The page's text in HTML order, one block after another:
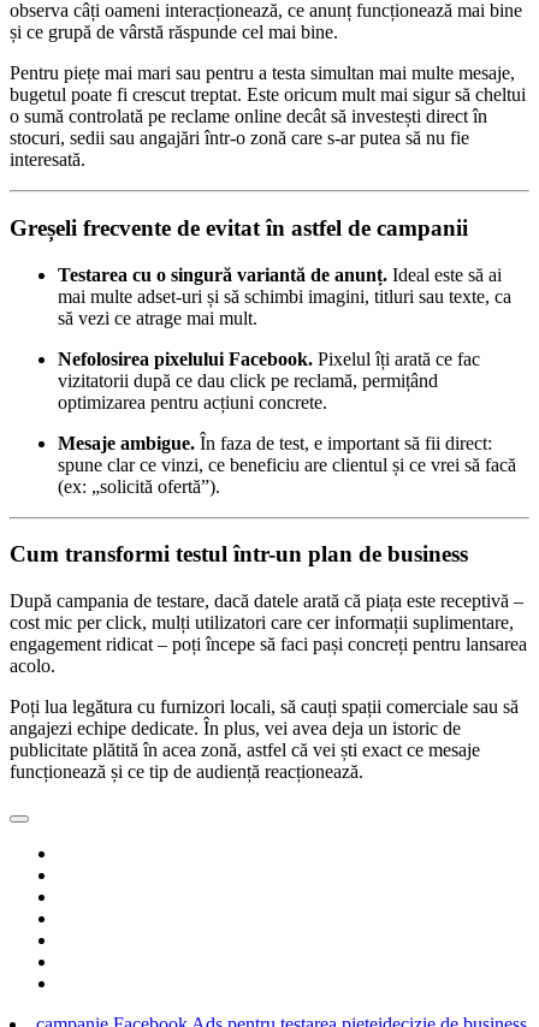
observa câți oameni interacționează, ce anunț funcționează mai bine
și ce grupă de vârstă răspunde cel mai bine.
Pentru piețe mai mari sau pentru a testa simultan mai multe mesaje,
bugetul poate fi crescut treptat. Este oricum mult mai sigur să cheltui
o sumă controlată pe reclame online decât să investești direct în
stocuri, sedii sau angajări într-o zonă care s-ar putea să nu fie
interesată.
Greșeli frecvente de evitat în astfel de campanii
Testarea cu o singură variantă de anunț. Ideal este să ai
mai multe adset-uri și să schimbi imagini, titluri sau texte, ca
să vezi ce atrage mai mult.
Nefolosirea pixelului Facebook. Pixelul îți arată ce fac
vizitatorii după ce dau click pe reclamă, permițând
optimizarea pentru acțiuni concrete.
Mesaje ambigue. În faza de test, e important să fii direct:
spune clar ce vinzi, ce beneficiu are clientul și ce vrei să facă
(ex: „solicită ofertă”).
Cum transformi testul într-un plan de business
După campania de testare, dacă datele arată că piața este receptivă –
cost mic per click, mulți utilizatori care cer informații suplimentare,
engagement ridicat – poți începe să faci pași concreți pentru lansarea
acolo.
Poți lua legătura cu furnizori locali, să cauți spații comerciale sau să
angajezi echipe dedicate. În plus, vei avea deja un istoric de
publicitate plătită în acea zonă, astfel că vei ști exact ce mesaje
funcționează și ce tip de audiență reacționează.